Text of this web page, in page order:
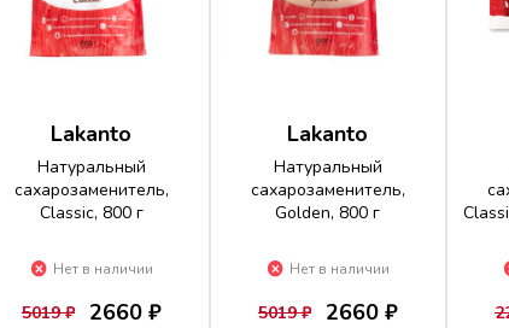
Lakanto
Натуральный
сахарозаменитель,
Classic, 800 г
Нет в наличии
5019 ₽ 2660 ₽
Lakanto
Натуральный
сахарозаменитель,
Golden, 800 г
Нет в наличии
5019 ₽ 2660 ₽